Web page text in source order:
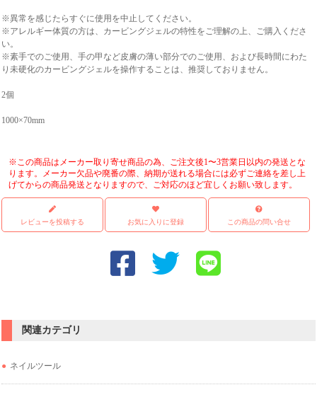
※異常を感じたらすぐに使用を中止してください。
※アレルギー体質の方は、カービングジェルの特性をご理解の上、ご購入くださ
い。
※素手でのご使用、手の甲など皮膚の薄い部分でのご使用、および長時間にわた
り未硬化のカービングジェルを操作することは、推奨しておりません。
2個
1000×70mm
※この商品はメーカー取り寄せ商品の為、ご注文後1〜3営業日以内の発送とな
ります。メーカー欠品や廃番の際、納期が送れる場合には必ずご連絡を差し上
げてからの商品発送となりますので、ご対応のほど宜しくお願い致します。
レビューを投稿する お気に入りに登録 この商品の問い合せ
関連カテゴリ
ネイルツール